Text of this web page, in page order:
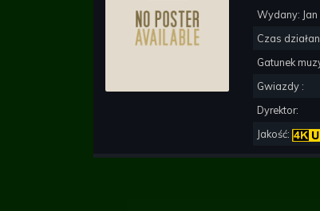
Wydany:
Czas
Gatunek
Gwiazdy :
Dyrektor:
Jakość: